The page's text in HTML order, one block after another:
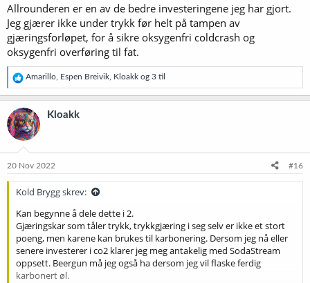
Allrounderen er en av de bedre investeringene jeg har gjort.
Jeg gjærer ikke under trykk før helt på tampen av
gjæringsforløpet, for å sikre oksygenfri coldcrash og
oksygenfri overføring til fat.
R
e
a
k
s
j
o
e
Amarillo Espen Breivik Kloakk og 3 til
Kloakk
20 Nov 2022 #16
Kold Brygg skrev:
Kan begynne å dele dette i 2.
Gjæringskar som tåler trykk, trykkgjæring i seg selv er ikke et stort
poeng, men karene kan brukes til karbonering. Dersom jeg nå eller
senere investerer i co2 klarer jeg meg antakelig med SodaStream
oppsett. Beergun må jeg også ha dersom jeg vil flaske ferdig
karbonert øl.